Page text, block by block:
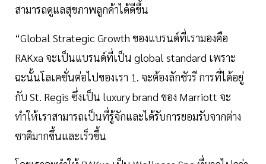
สามารถดูแลสุขภาพลูกค้าได้ดีขึ้น
“Global Strategic Growth ของแบรนด์ที่เรามองคือ
RAKxa จะเป็นแบรนด์ที่เป็น global standard เพราะ
ฉะนั้นโลเคชั่นต่อไปของเรา 1. จะต้องลักชัวรี การที่ได้อยู่
กับ St. Regis ซึ่งเป็น luxury brand ของ Marriott จะ
ทำให้เราสามารถเป็นที่รู้จักและได้รับการยอมรับจากต่าง
ชาติมากขึ้นและเร็วขึ้น